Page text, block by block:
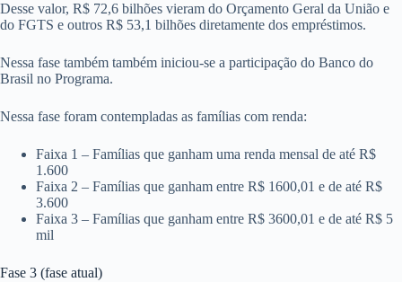
Desse valor, R$ 72,6 bilhões vieram do Orçamento Geral da União e
do FGTS e outros R$ 53,1 bilhões diretamente dos empréstimos.
Nessa fase também também iniciou-se a participação do Banco do
Brasil no Programa.
Nessa fase foram contempladas as famílias com renda:
Faixa 1 – Famílias que ganham uma renda mensal de até R$
1.600
Faixa 2 – Famílias que ganham entre R$ 1600,01 e de até R$
3.600
Faixa 3 – Famílias que ganham entre R$ 3600,01 e de até R$ 5
mil
Fase 3 (fase atual)